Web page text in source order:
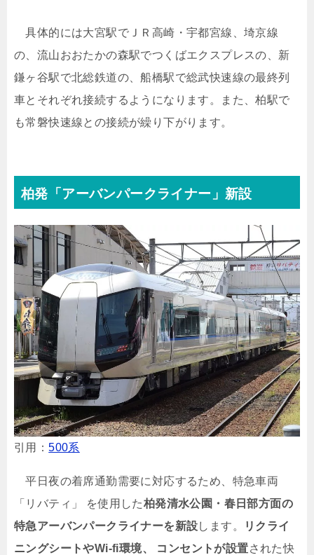
具体的には大宮駅でＪＲ高崎・宇都宮線、埼京線
の、流山おおたかの森駅でつくばエクスプレスの、新
鎌ヶ谷駅で北総鉄道の、船橋駅で総武快速線の最終列
車とそれぞれ接続するようになります。また、柏駅で
も常磐快速線との接続が繰り下がります。
柏発「アーバンパークライナー」新設
引用：500系
平日夜の着席通勤需要に対応するため、特急車両
「リバティ」 を使用した柏発清水公園・春日部方面の
特急アーバンパークライナーを新設します。
リクライ
ニングシートやWi-fi環境、 コンセントが設置された快